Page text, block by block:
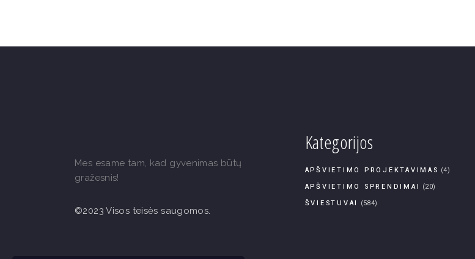
Mes esame tam, kad gyvenimas būtų
gražesnis!
©2023 Visos teisės saugomos.
Kategorijos
APŠVIETIMO PROJEKTAVIMAS (4)
APŠVIETIMO SPRENDIMAI (20)
ŠVIESTUVAI (584)